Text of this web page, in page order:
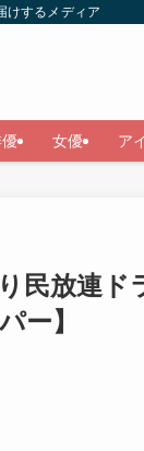
けするメディア
女優 ア
民放連ド
ー】